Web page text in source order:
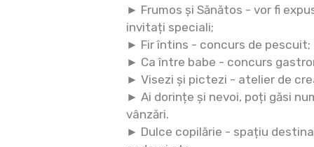
► Frumos și Sănătos - vor fi
invitați speciali;
► Fir întins - concurs de pescuit;
► Ca între babe - concurs
► Visezi și pictezi - atelier de
► Ai dorințe și nevoi, poți găsi
vânzări.
► Dulce copilărie - spațiu